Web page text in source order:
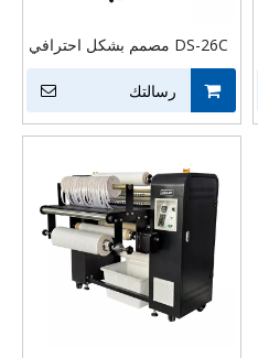
DS-26C مصمم بشكل احترافي
حزام حزام مطبوع الحبل
الشريط الأسطوانة التقويم
التسامي آلة الصحافة نقل
الحرارة
رسالتك